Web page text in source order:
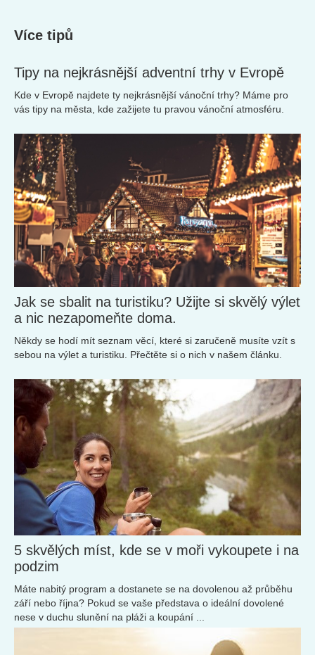
Více tipů
Tipy na nejkrásnější adventní trhy v Evropě
Kde v Evropě najdete ty nejkrásnější vánoční trhy? Máme pro
vás tipy na města, kde zažijete tu pravou vánoční atmosféru.
Jak se sbalit na turistiku? Užijte si skvělý výlet
a nic nezapomeňte doma.
Někdy se hodí mít seznam věcí, které si zaručeně musíte vzít s
sebou na výlet a turistiku. Přečtěte si o nich v našem článku.
5 skvělých míst, kde se v moři vykoupete i na
podzim
Máte nabitý program a dostanete se na dovolenou až průběhu
září nebo října? Pokud se vaše představa o ideální dovolené
nese v duchu slunění na pláži a koupání ...